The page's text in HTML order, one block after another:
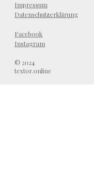
Impressum
Datenschutzerklärung
Facebook
Instagram
© 2024
textor.online